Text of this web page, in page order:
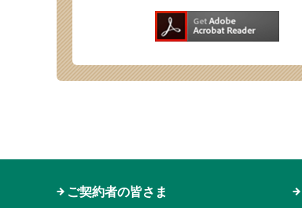
ご契約者の皆さま